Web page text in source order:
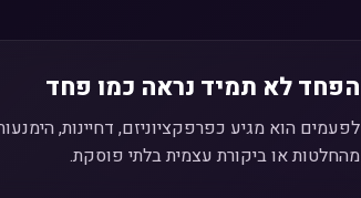
הפחד לא תמיד נראה כמו פחד
לפעמים הוא מגיע כפרפקציוניזם, דחיינות,
מהחלטות או ביקורת עצמית בלתי פוסקת.